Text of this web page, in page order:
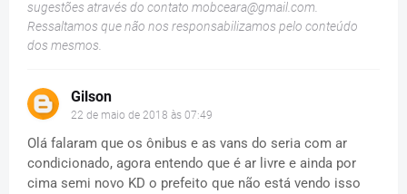
sugestões através do contato mobceara@gmail.com.
Ressaltamos que não nos responsabilizamos pelo conteúdo
dos mesmos.
Gilson
22 de maio de 2018 às 07:49
Olá falaram que os ônibus e as vans do seria com ar
condicionado, agora entendo que é ar livre e ainda por
cima semi novo KD o prefeito que não está vendo isso